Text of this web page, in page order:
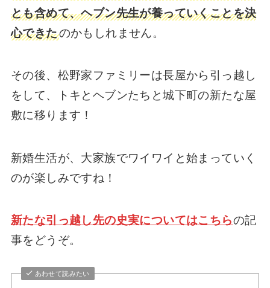
とも含めて、ヘブン先生が養っていくことを決
心できたのかもしれません。
その後、松野家ファミリーは長屋から引っ越し
をして、トキとヘブンたちと城下町の新たな屋
敷に移ります！
新婚生活が、大家族でワイワイと始まっていく
のが楽しみですね！
新たな引っ越し先の史実についてはこちらの記
事をどうぞ。
あわせて読みたい